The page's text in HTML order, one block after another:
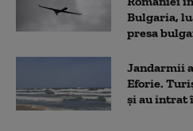
Bulgaria,
presa
Jandarmii
Eforie.
și au intrat